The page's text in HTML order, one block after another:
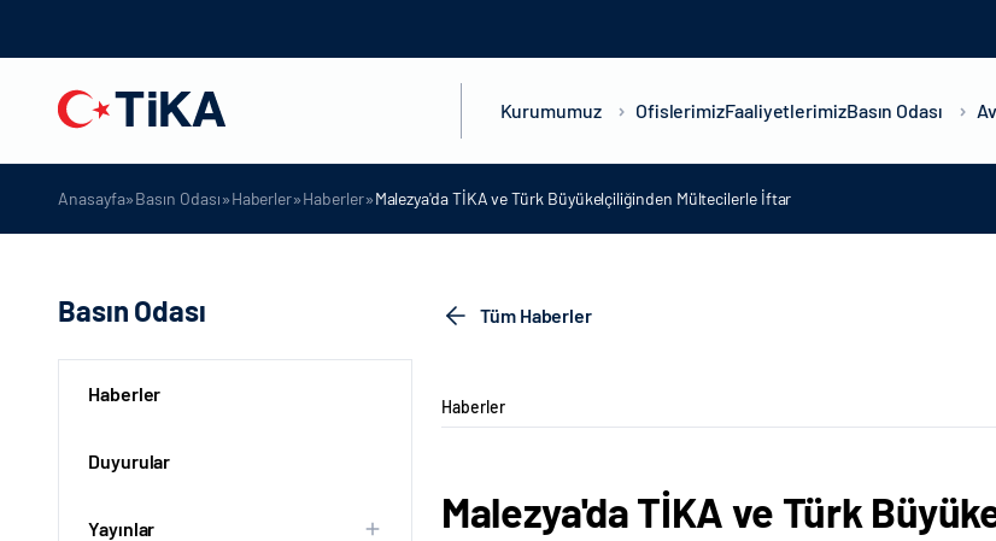
Kurumumuz OfislerimizFaaliyetlerimizBasın Odası
Anasayfa»Basın Odası»Haberler»Haberler»Malezya'da TİKA ve Türk Büyükelçiliğinden Mültecilerle İftar
Basın Odası
Haberler
Duyurular
Yayınlar
Tüm Haberler
Haberler
Malezya'da TİKA ve Türk